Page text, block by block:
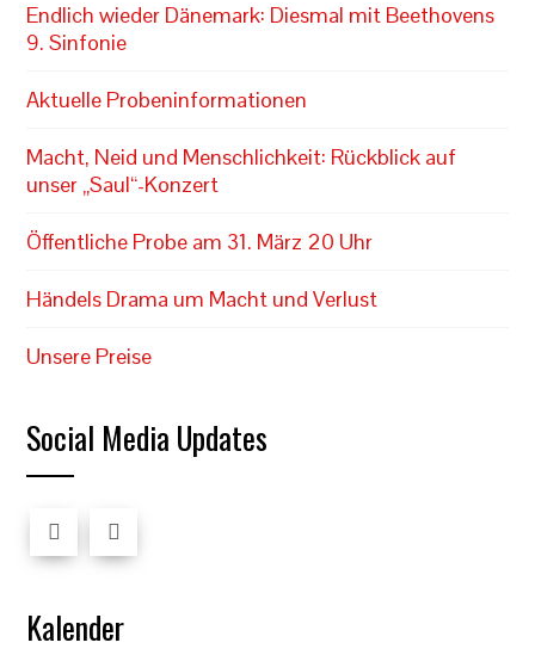
Endlich wieder Dänemark: Diesmal mit Beethovens
9. Sinfonie
Aktuelle Probeninformationen
Macht, Neid und Menschlichkeit: Rückblick auf
unser „Saul“-Konzert
Öffentliche Probe am 31. März 20 Uhr
Händels Drama um Macht und Verlust
Unsere Preise
Social Media Updates
Kalender